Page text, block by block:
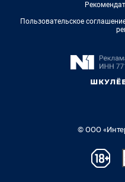
Пользовательское
© ООО